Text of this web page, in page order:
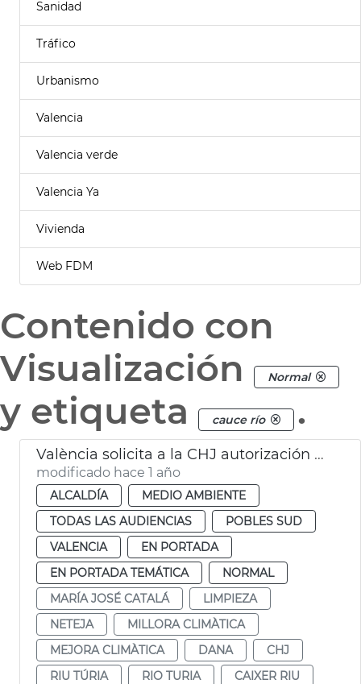
Sanidad
Tráfico
Urbanismo
Valencia
Valencia verde
Valencia Ya
Vivienda
Web FDM
Contenido con
Visualización
Normal
y etiqueta cauce río .
València solicita a la CHJ autorización para limipar el cauce del Turia
modificado hace 1 año
ALCALDÍA
MEDIO AMBIENTE
TODAS LAS AUDIENCIAS
POBLES SUD
VALENCIA
EN PORTADA
EN PORTADA TEMÁTICA
NORMAL
MARÍA JOSÉ CATALÁ
LIMPIEZA
NETEJA
MILLORA CLIMÀTICA
MEJORA CLIMÀTICA
DANA
CHJ
RIU TÚRIA
RIO TURIA
CAIXER RIU